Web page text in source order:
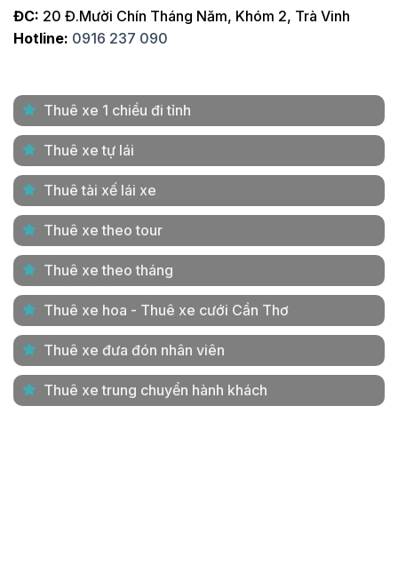
ĐC: 20 Đ.Mười Chín Tháng Năm, Khóm 2, Trà Vinh
Hotline: 0916 237 090
Thuê xe 1 chiều đi tỉnh
Thuê xe tự lái
Thuê tài xế lái xe
Thuê xe theo tour
Thuê xe theo tháng
Thuê xe hoa - Thuê xe cưới Cần Thơ
Thuê xe đưa đón nhân viên
Thuê xe trung chuyển hành khách